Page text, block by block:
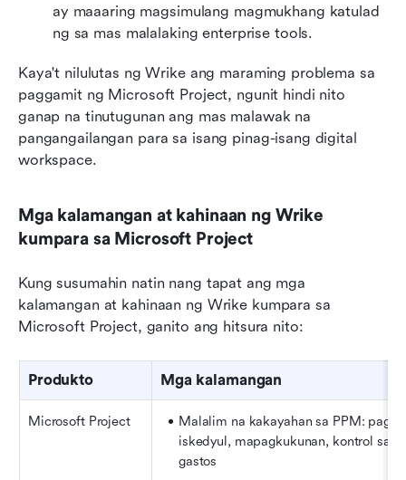
ay maaaring magsimulang magmukhang katulad
ng sa mas malalaking enterprise tools.
Kaya't nilulutas ng Wrike ang maraming problema sa
paggamit ng Microsoft Project, ngunit hindi nito
ganap na tinutugunan ang mas malawak na
pangangailangan para sa isang pinag-isang digital
workspace.
Mga kalamangan at kahinaan ng Wrike
kumpara sa Microsoft Project
Kung susumahin natin nang tapat ang mga
kalamangan at kahinaan ng Wrike kumpara sa
Microsoft Project, ganito ang hitsura nito:
Produkto Mga kalamangan
Microsoft Project
Malalim na kakayahan sa PPM: pag-
iskedyul, mapagkukunan, kontrol sa
gastos